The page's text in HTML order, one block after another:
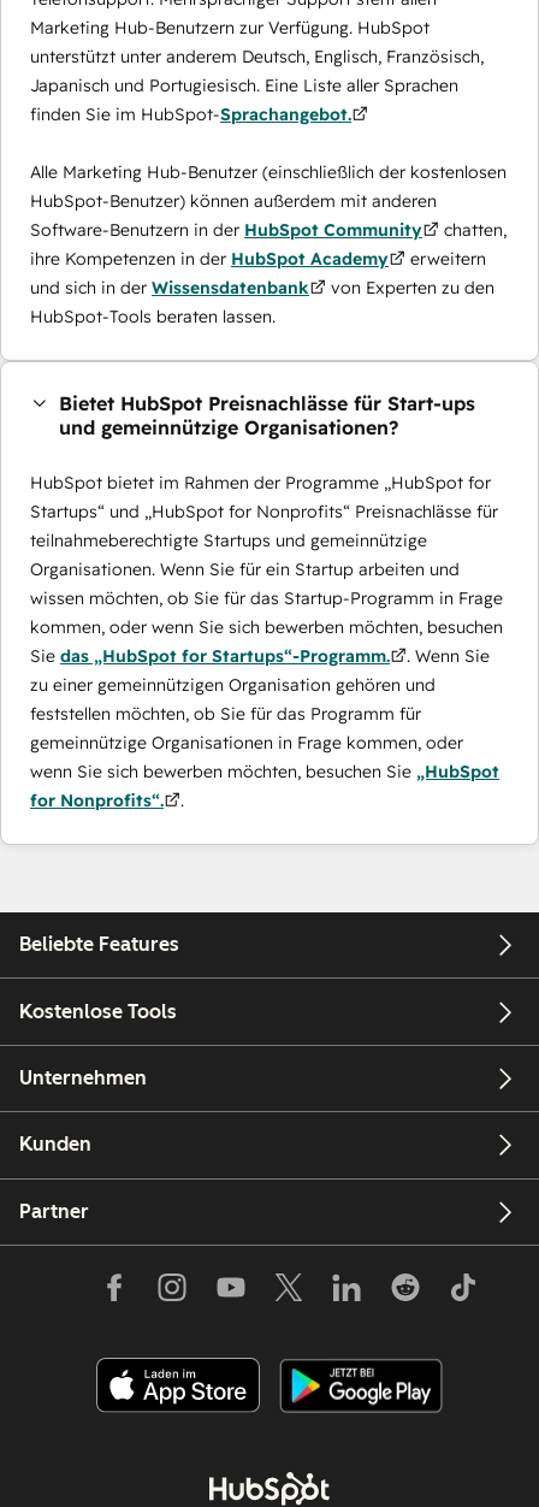
Marketing Hub-Benutzern zur Verfügung. HubSpot
unterstützt unter anderem Deutsch, Englisch, Französisch,
Japanisch und Portugiesisch. Eine Liste aller Sprachen
finden Sie im HubSpot-Sprachangebot.
Alle Marketing Hub-Benutzer (einschließlich der kostenlosen
HubSpot-Benutzer) können außerdem mit anderen
Software-Benutzern in der HubSpot Community
chatten,
ihre Kompetenzen in der HubSpot Academy
erweitern
und sich in der Wissensdatenbank
von Experten zu den
HubSpot-Tools beraten lassen.
Bietet HubSpot Preisnachlässe für Start-ups
und gemeinnützige Organisationen?
HubSpot bietet im Rahmen der Programme „HubSpot for
Startups“ und „HubSpot for Nonprofits“ Preisnachlässe für
teilnahmeberechtigte Startups und gemeinnützige
Organisationen. Wenn Sie für ein Startup arbeiten und
wissen möchten, ob Sie für das Startup-Programm in Frage
kommen, oder wenn Sie sich bewerben möchten, besuchen
Sie das „HubSpot for Startups“-Programm.
. Wenn Sie
zu einer gemeinnützigen Organisation gehören und
feststellen möchten, ob Sie für das Programm für
gemeinnützige Organisationen in Frage kommen, oder
wenn Sie sich bewerben möchten, besuchen Sie „HubSpot
for Nonprofits“.
.
Beliebte Features
Kostenlose Tools
Unternehmen
Kunden
Partner